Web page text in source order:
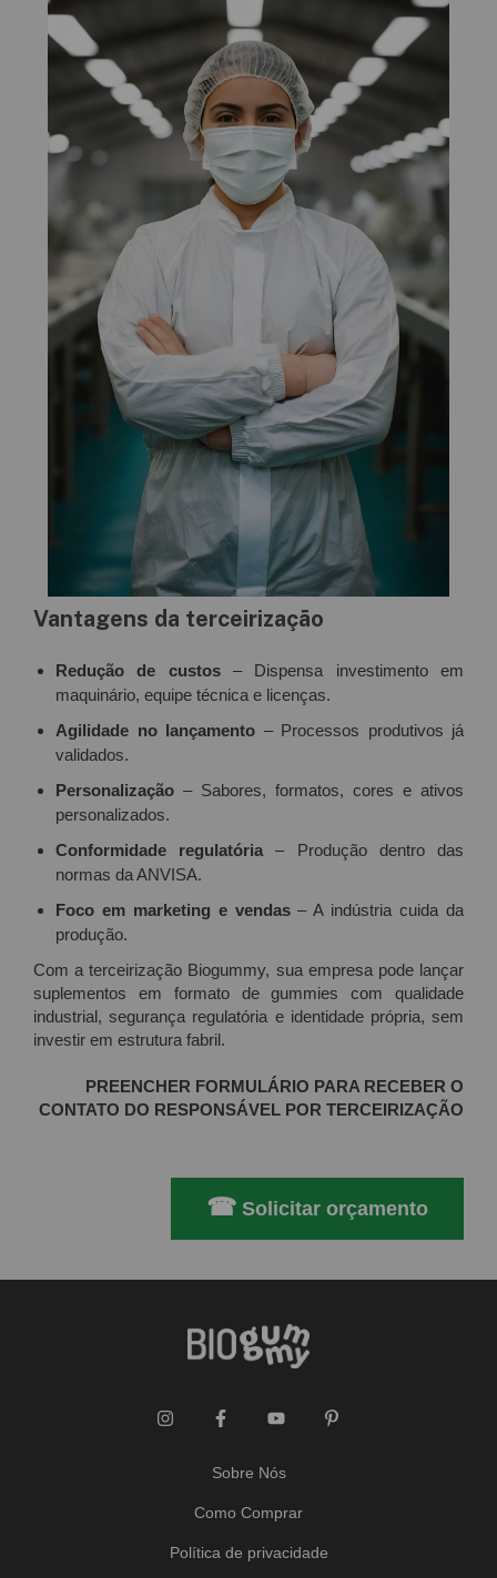
Vantagens da terceirização
Redução de custos– Dispensa investimento em
maquinário, equipe técnica e licenças.
Agilidade no lançamento – Processos produtivos já
validados.
Personalização – Sabores, formatos, cores e ativos
personalizados.
Conformidade regulatória – Produção dentro das
normas da ANVISA.
Foco em marketing e vendas– A indústria cuida da
produção.
Com a terceirização Biogummy, sua empresa pode lançar
suplementos em formato de gummies com qualidade
industrial, segurança regulatória e identidade própria, sem
investir em estrutura fabril.
PREENCHER FORMULÁRIO PARA RECEBER O
CONTATO DO RESPONSÁVEL POR TERCEIRIZAÇÃO
☎ Solicitar orçamento
Sobre Nós
Como Comprar
Política de privacidade